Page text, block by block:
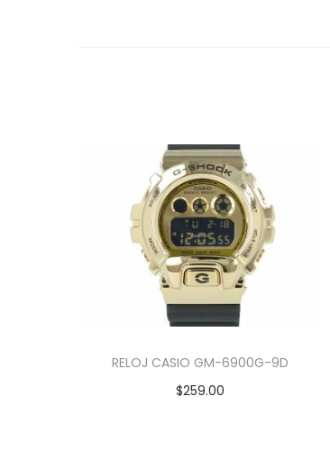
RELOJ CASIO GM-6900G-9D
$259.00